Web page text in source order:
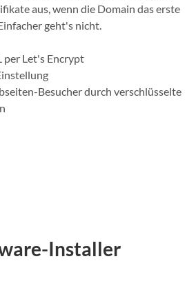
aus, wenn die Domain das erste
geht's nicht.
per Let's Encrypt
Besucher durch verschlüsselte
Installer